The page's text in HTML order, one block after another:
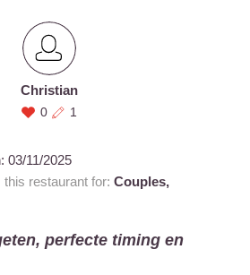
Christian
0 1
03/11/2025
restaurant for: Couples,
perfecte timing en